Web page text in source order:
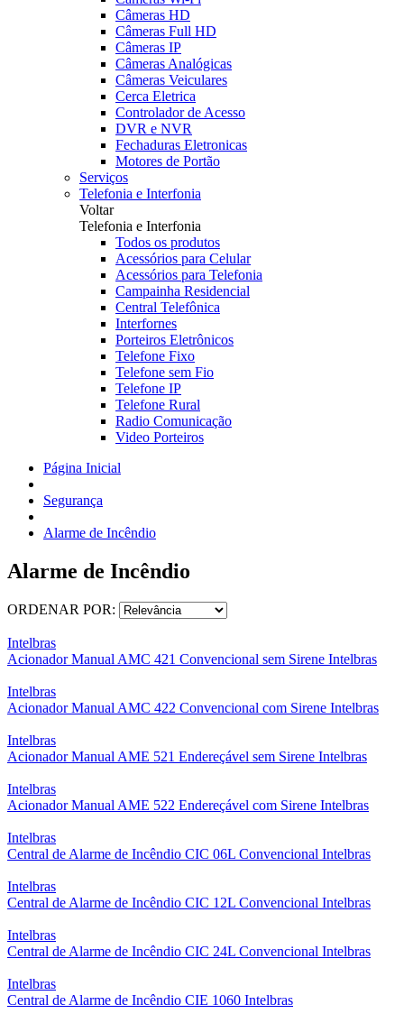
Câmeras HD
Câmeras Full HD
Câmeras IP
Câmeras Analógicas
Câmeras Veiculares
Cerca Eletrica
Controlador de Acesso
DVR e NVR
Fechaduras Eletronicas
Motores de Portão
Serviços
Telefonia e Interfonia
Voltar
Telefonia e Interfonia
Todos os produtos
Acessórios para Celular
Acessórios para Telefonia
Campainha Residencial
Central Telefônica
Interfornes
Porteiros Eletrônicos
Telefone Fixo
Telefone sem Fio
Telefone IP
Telefone Rural
Radio Comunicação
Video Porteiros
Página Inicial
Segurança
Alarme de Incêndio
Alarme de Incêndio
ORDENAR POR:
Intelbras
Acionador Manual AMC 421 Convencional sem Sirene Intelbras
Intelbras
Acionador Manual AMC 422 Convencional com Sirene Intelbras
Intelbras
Acionador Manual AME 521 Endereçável sem Sirene Intelbras
Intelbras
Acionador Manual AME 522 Endereçável com Sirene Intelbras
Intelbras
Central de Alarme de Incêndio CIC 06L Convencional Intelbras
Intelbras
Central de Alarme de Incêndio CIC 12L Convencional Intelbras
Intelbras
Central de Alarme de Incêndio CIC 24L Convencional Intelbras
Intelbras
Central de Alarme de Incêndio CIE 1060 Intelbras